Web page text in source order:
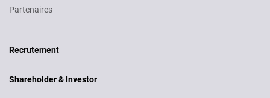
Partenaires
Recrutement
Shareholder & Investor